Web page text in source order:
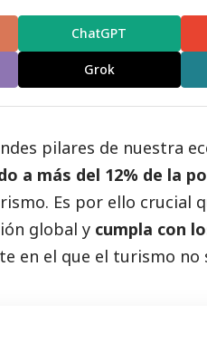
ChatGPT
Grok
pilares de nuestra
a más del 12% de la
. Es por ello crucial
global y cumpla con
en el que el turismo